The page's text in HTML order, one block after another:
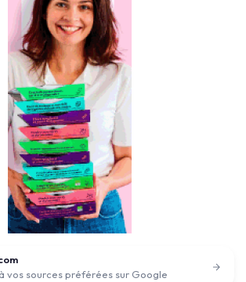
vos sources préférées sur Google